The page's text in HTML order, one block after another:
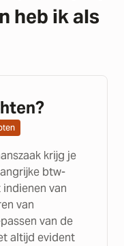
heb ik als
krijg je
btw-
van
van
van de
altijd evident